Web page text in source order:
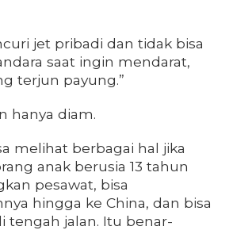
jet pribadi dan tidak bisa
saat ingin mendarat,
terjun payung.”
hanya diam.
melihat berbagai hal jika
anak berusia 13 tahun
pesawat, bisa
hingga ke China, dan bisa
tengah jalan. Itu benar-